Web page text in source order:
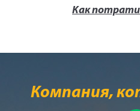
Как
Компания,